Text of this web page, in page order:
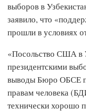
выборов в
заявило, что
прошли в условиях
«Посольство США в
президентскими
выводы Бюро ОБСЕ
правам человека
технически хорошо